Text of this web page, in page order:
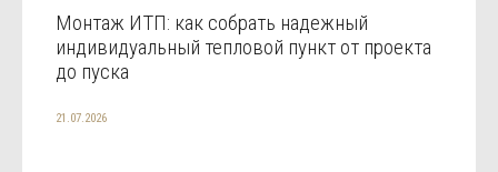
Монтаж ИТП: как собрать надежный
индивидуальный тепловой пункт от проекта
до пуска
21.07.2026